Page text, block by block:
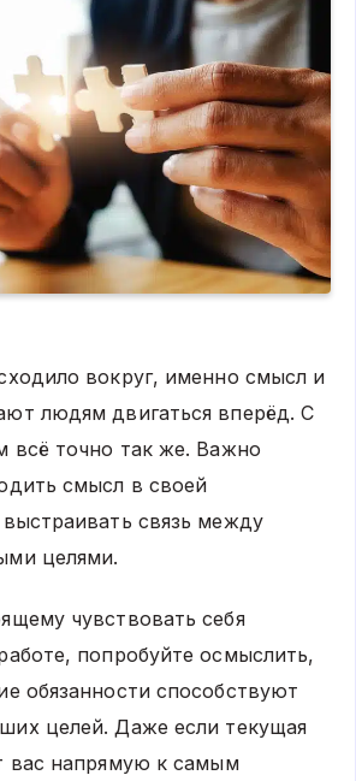
вокруг, именно смысл и
людям двигаться вперёд. С
всё точно так же. Важно
смысл в своей
связь между
целями.
чувствовать себя
попробуйте осмыслить,
обязанности способствуют
целей. Даже если текущая
вас напрямую к самым